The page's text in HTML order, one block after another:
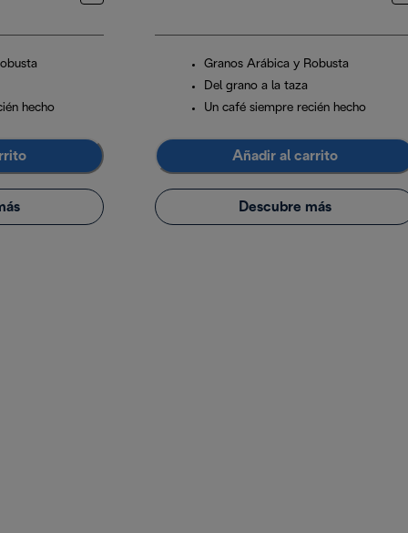
hecho
Granos Arábica y Robusta
Del grano a la taza
Un café siempre recién hecho
Añadir al carrito
Descubre más